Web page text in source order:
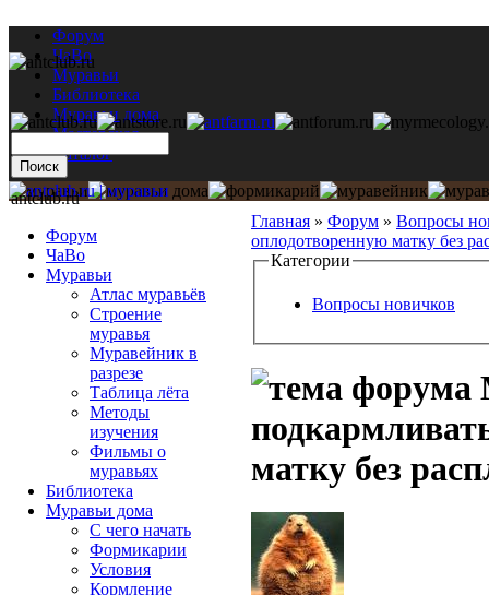
Форум
ЧаВо
Муравьи
Библиотека
Муравьи дома
Мастерская
Каталог
Главная » Форум » Вопросы
оплодотворенную матку без
Категории
Вопросы новичков
матку без
antclub.ru
Форум
ЧаВо
Муравьи
Атлас муравьёв
Строение
муравья
Муравейник в
разрезе
Таблица лёта
Методы
изучения
Фильмы о
муравьях
Библиотека
Муравьи дома
С чего начать
Формикарии
Условия
Кормление